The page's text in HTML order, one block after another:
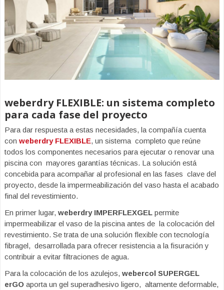
weberdry FLEXIBLE: un sistema completo
para cada fase del proyecto
Para dar respuesta a estas necesidades, la compañía cuenta
con weberdry FLEXIBLE, un sistema completo que reúne
todos los componentes necesarios para ejecutar o renovar una
piscina con mayores garantías técnicas. La solución está
concebida para acompañar al profesional en las fases clave del
proyecto, desde la impermeabilización del vaso hasta el acabado
final del revestimiento.
En primer lugar, weberdry IMPERFLEXGEL permite
impermeabilizar el vaso de la piscina antes de la colocación del
revestimiento. Se trata de una solución flexible con tecnología
fibragel, desarrollada para ofrecer resistencia a la fisuración y
contribuir a evitar filtraciones de agua.
Para la colocación de los azulejos, webercol SUPERGEL
erGO aporta un gel superadhesivo ligero, altamente deformable,